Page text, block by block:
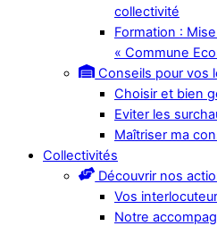
collectivité
Formation :
« Commune
Conseils pour vos
Choisir et bien
Eviter les
Maîtriser ma
Collectivités
Découvrir nos
Vos
Notre